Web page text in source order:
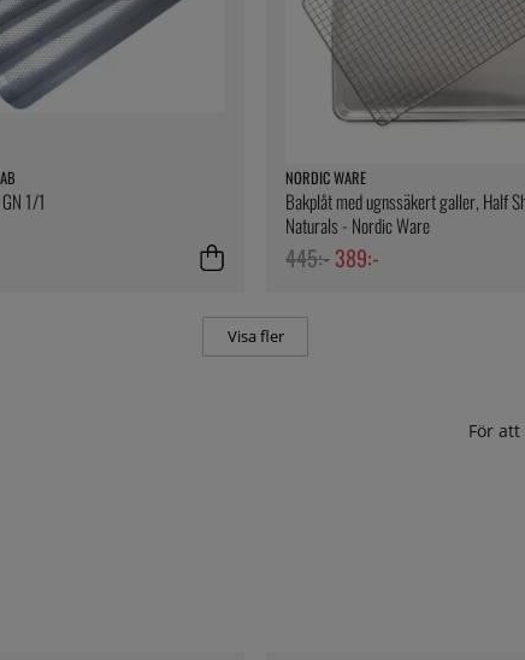
1/1
NORDIC WARE
Bakplåt med ugnssäkert galler, Half
Naturals - Nordic Ware
445:-389:-
Visa fler
För